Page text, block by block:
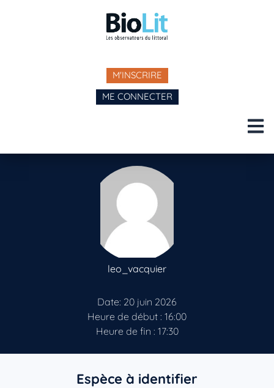
M'INSCRIRE
ME CONNECTER
leo_vacquier
Date: 20 juin 2026
Heure de début : 16:00
Heure de fin : 17:30
Espèce à identifier